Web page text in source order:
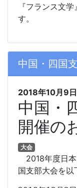
『フランス文学
す。
中国・四国
2018年10月9日
中国・
開催の
大会
2018年度日
国支部大会を以